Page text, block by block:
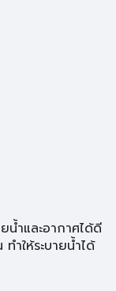
น้ำและอากาศได้ดี
ำให้ระบายน้ำได้